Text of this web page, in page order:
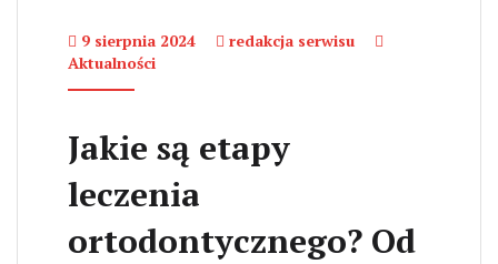
9 sierpnia 2024
redakcja serwisu
Aktualności
Jakie są etapy
leczenia
ortodontycznego? Od